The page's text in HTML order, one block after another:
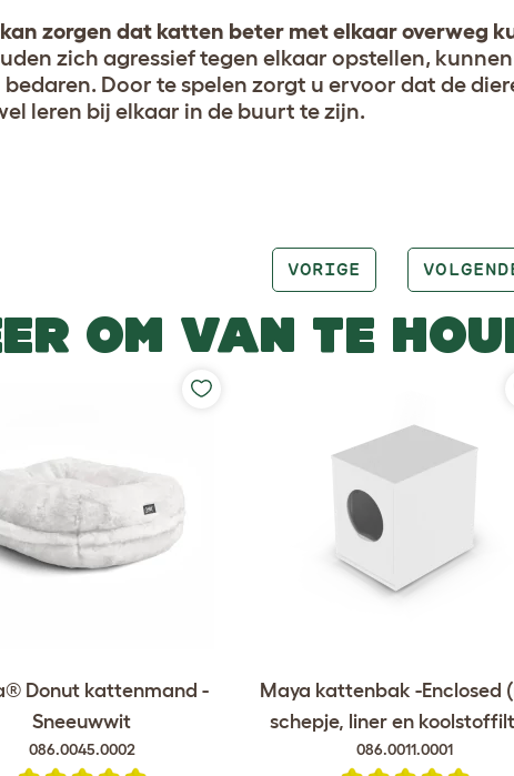
zorgen dat katten beter met elkaar overweg
zich agressief tegen elkaar opstellen,
bedaren. Door te spelen zorgt u ervoor dat de
leren bij elkaar in de buurt te zijn.
VORIGE
OM VAN TE
Donut kattenmand -
Sneeuwwit
086.0045.0002
Maya kattenbak -Enclosed
schepje, liner en
086.0011.0001